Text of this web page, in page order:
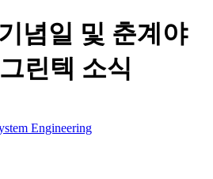
념일 및 춘계야
린텍 소식